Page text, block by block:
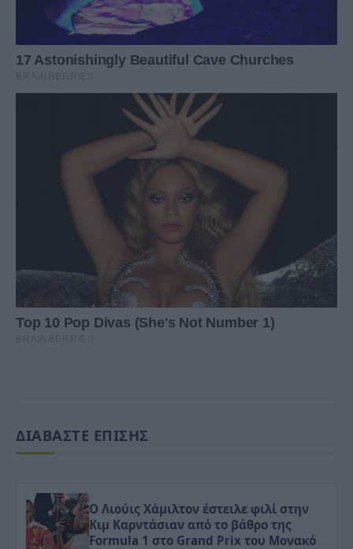
ΔΙΑΒΑΣΤΕ ΕΠΙΣΗΣ
Ο Λιούις Χάμιλτον έστειλε φιλί στην
Κιμ Καρντάσιαν από το βάθρο της
Formula 1 στο Grand Prix του Μονακό